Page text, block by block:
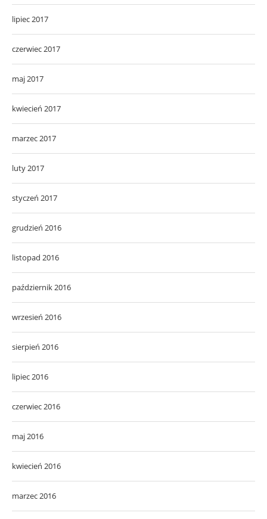
lipiec 2017
czerwiec 2017
maj 2017
kwiecień 2017
marzec 2017
luty 2017
styczeń 2017
grudzień 2016
listopad 2016
październik 2016
wrzesień 2016
sierpień 2016
lipiec 2016
czerwiec 2016
maj 2016
kwiecień 2016
marzec 2016